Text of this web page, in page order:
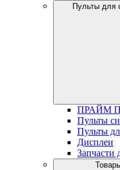
Пульты для
ПРАЙМ
Пульты
Пульты
Дисплеи
Запчасти